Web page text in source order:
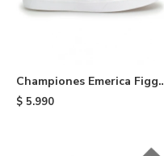
Championes Emerica Figgy
G6 - Black
$ 5.990